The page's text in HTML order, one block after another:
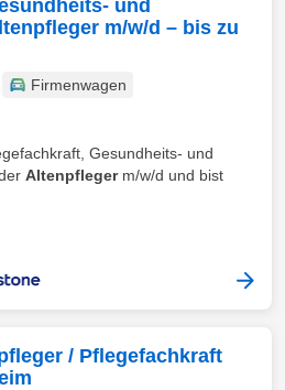
und
m/w/d – bis zu
Firmenwagen
Gesundheits- und
Altenpflegerm/w/d und bist
/ Pflegefachkraft